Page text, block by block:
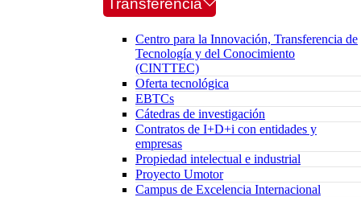
Transferencia
Centro para la Innovación, Transferencia de
Tecnología y del Conocimiento
(CINTTEC)
Oferta tecnológica
EBTCs
Cátedras de investigación
Contratos de I+D+i con entidades y
empresas
Propiedad intelectual e industrial
Proyecto Umotor
Campus de Excelencia Internacional